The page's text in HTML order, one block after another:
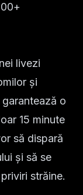
livezi
și
o
15 minute
să dispară
și să se
străine.